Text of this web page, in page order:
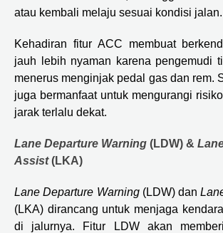
atau kembali melaju sesuai kondisi jalan.
Kehadiran fitur ACC membuat
jauh lebih nyaman karena pengemudi
menerus menginjak pedal gas dan rem.
juga bermanfaat untuk mengurangi
jarak terlalu dekat.
Lane Departure Warning (LDW) &
Assist(LKA)
Lane Departure Warning(LDW) dan
(LKA) dirancang untuk menjaga
di jalurnya. Fitur LDW akan